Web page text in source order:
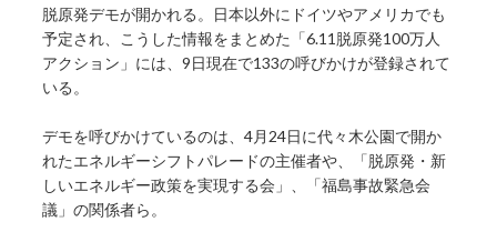
脱原発デモが開かれる。日本以外にドイツやアメリカでも
予定され、こうした情報をまとめた「6.11脱原発100万人
アクション」には、9日現在で133の呼びかけが登録されて
いる。
デモを呼びかけているのは、4月24日に代々木公園で開か
れたエネルギーシフトパレードの主催者や、「脱原発・新
しいエネルギー政策を実現する会」、「福島事故緊急会
議」の関係者ら。